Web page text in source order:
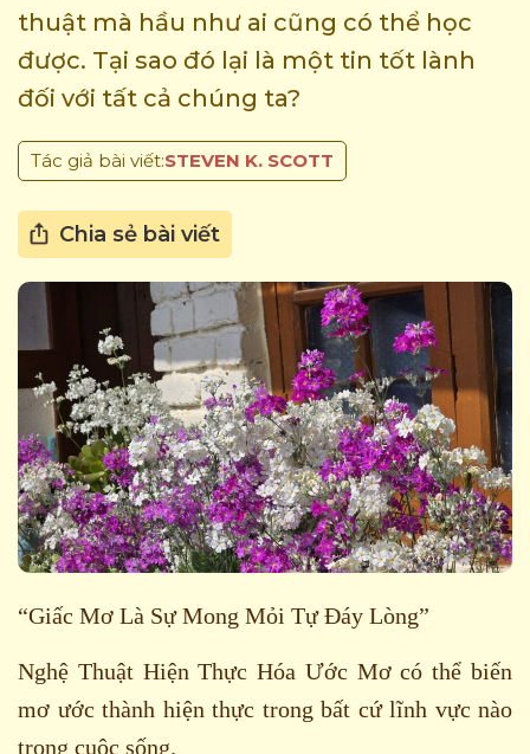
thuật mà hầu như ai cũng có thể học
được. Tại sao đó lại là một tin tốt lành
đối với tất cả chúng ta?
Tác giả bài viết:STEVEN K. SCOTT
Chia sẻ bài viết
“Giấc Mơ Là Sự Mong Mỏi Tự Đáy Lòng”
Nghệ Thuật Hiện Thực Hóa Ước Mơ có thể biến
mơ ước thành hiện thực trong bất cứ lĩnh vực nào
trong cuộc sống.